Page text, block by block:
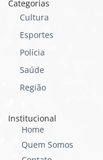
Categorias
Cultura
Esportes
Polícia
Saúde
Região
Institucional
Home
Quem Somos